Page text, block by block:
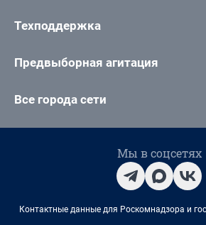
Техподдержка
Предвыборная агитация
Все города сети
Мы в соцсетях
Контактные данные для Роскомнадзора и